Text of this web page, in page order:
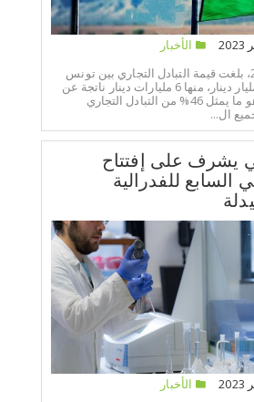
الأخبار
في نهاية نوفمبر 2023، بلغت قيمة التبادل التجاري بين تونس
والدول الإفريقية 13 مليار دينار، منها 6 مليارات دينار ناتجة عن
التبادل مع الجزائر، وهو ما يمثل 46% من التبادل التجاري
ال...
يشرف على إفتتاح
السابع للفدرالية
الأخبار